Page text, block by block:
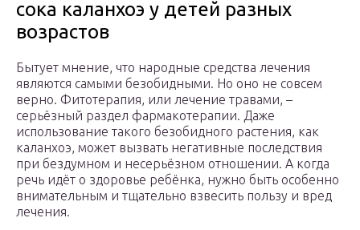
сока каланхоэ у детей разных
возрастов
Бытует мнение, что народные средства лечения
являются самыми безобидными. Но оно не совсем
верно. Фитотерапия, или лечение травами, –
серьёзный раздел фармакотерапии. Даже
использование такого безобидного растения, как
каланхоэ, может вызвать негативные последствия
при бездумном и несерьёзном отношении. А когда
речь идёт о здоровье ребёнка, нужно быть особенно
внимательным и тщательно взвесить пользу и вред
лечения.